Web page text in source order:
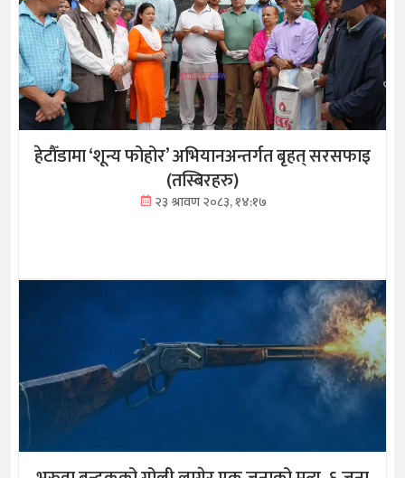
हेटौँडामा ‘शून्य फोहोर’ अभियानअन्तर्गत बृहत् सरसफाइ
(तस्बिरहरु)
२३ श्रावण २०८३, १४:१७